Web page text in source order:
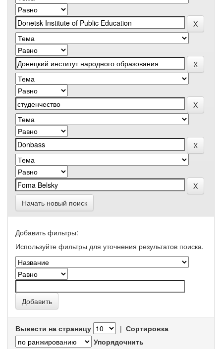
Начать новый поиск
Добавить фильтры:
Используйте фильтры для уточнения результатов поиска.
Вывести на страницу | Сортировка
Упорядочнить